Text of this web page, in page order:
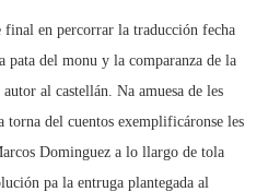
final en percorrar la traducción fecha
pata del monu y la comparanza de la
al castellán. Na amuesa de les
torna del cuentos exemplificáronse les
Dominguez a lo llargo de tola
pa la entruga plantegada al